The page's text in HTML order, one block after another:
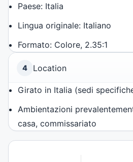
Paese: Italia
Lingua originale: Italiano
Formato: Colore, 2.35:1
4 Location
Girato in Italia (sedi
Ambientazioni
casa, commissariato